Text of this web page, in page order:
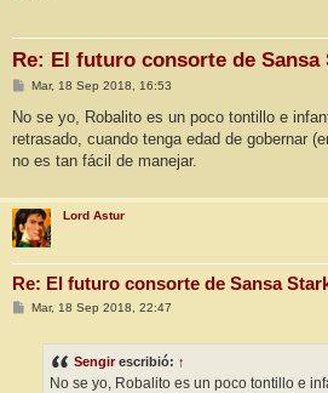
Re: El futuro consorte de Sansa
M
n
a
j
Mar, 18 Sep 2018, 16:53
No se yo, Robalito es un poco tontillo e
retrasado, cuando tenga edad de gobernar
no es tan fácil de manejar.
Lord Astur
Re: El futuro consorte de Sansa
MMar, 18 Sep 2018, 22:47
Sengirescribió: ↑
No se yo, Robalito es un poco tontillo e